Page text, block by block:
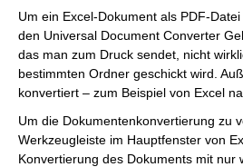
Um ein Excel-Dokument als PDF-
den Universal Document Converter
das man zum Druck sendet, nicht
bestimmten Ordner geschickt wird.
konvertiert – zum Beispiel von Excel
Um die Dokumentenkonvertierung zu
Werkzeugleiste im Hauptfenster von
Konvertierung des Dokuments mit